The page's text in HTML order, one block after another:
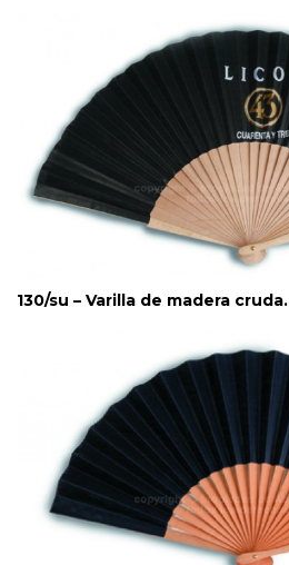
130/su – Varilla de madera cruda.